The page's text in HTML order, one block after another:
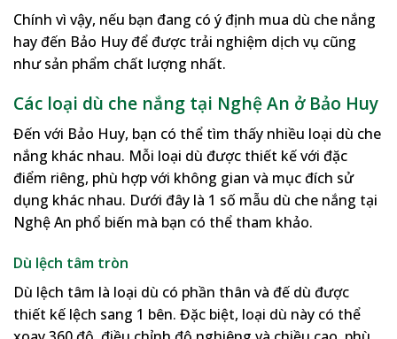
Chính vì vậy, nếu bạn đang có ý định mua dù che nắng
hay đến Bảo Huy để được trải nghiệm dịch vụ cũng
như sản phẩm chất lượng nhất.
Các loại dù che nắng tại Nghệ An ở Bảo Huy
Đến với Bảo Huy, bạn có thể tìm thấy nhiều loại dù che
nắng khác nhau. Mỗi loại dù được thiết kế với đặc
điểm riêng, phù hợp với không gian và mục đích sử
dụng khác nhau. Dưới đây là 1 số mẫu dù che nắng tại
Nghệ An phổ biến mà bạn có thể tham khảo.
Dù lệch tâm tròn
Dù lệch tâm là loại dù có phần thân và đế dù được
thiết kế lệch sang 1 bên. Đặc biệt, loại dù này có thể